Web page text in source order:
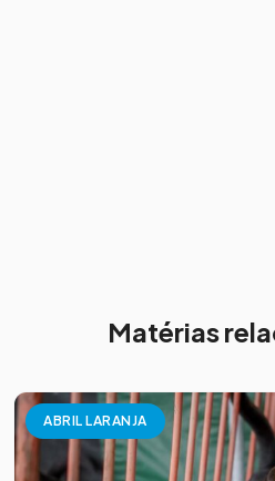
Matérias
ABRIL LARANJA